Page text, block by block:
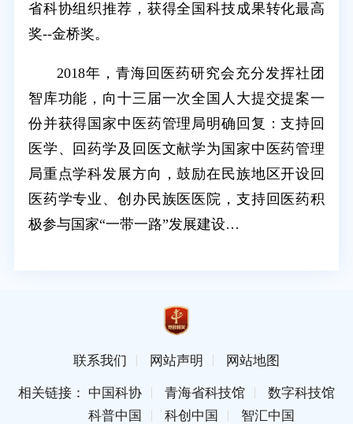
省科协组织推荐，获得全国科技成果转化最高
奖--金桥奖。
2018年，青海回医药研究会充分发挥社团
智库功能，向十三届一次全国人大提交提案一
份并获得国家中医药管理局明确回复：支持回
医学、回药学及回医文献学为国家中医药管理
局重点学科发展方向，鼓励在民族地区开设回
医药学专业、创办民族医医院，支持回医药积
极参与国家“一带一路”发展建设…
联系我们 网站声明 网站地图
相关链接： 中国科协 青海省科技馆
数字科技馆
科普中国
科创中国 智汇中国